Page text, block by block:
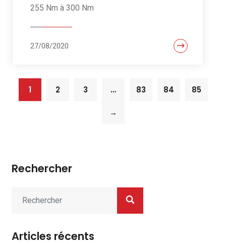
255 Nm à 300 Nm
27/08/2020
1 2 3 … 83 84 85
→
Rechercher
Articles récents